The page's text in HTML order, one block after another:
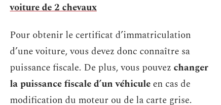
voiture de 2 chevaux
Pour obtenir le certificat d’immatriculation
d’une voiture, vous devez donc connaître sa
puissance fiscale. De plus, vous pouvez changer
la puissance fiscale d’un véhicule en cas de
modification du moteur ou de la carte grise.